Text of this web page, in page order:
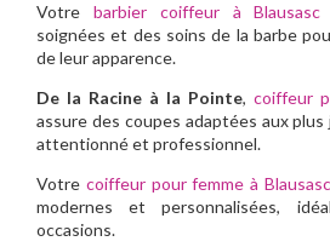
Votre barbier coiffeur à Blausasc
soignées et des soins de la barbe
de leur apparence.
De la Racine à la Pointe, coiffeur
assure des coupes adaptées aux
attentionné et professionnel.
Votre coiffeur pour femme à Blausasc
modernes et personnalisées,
occasions.